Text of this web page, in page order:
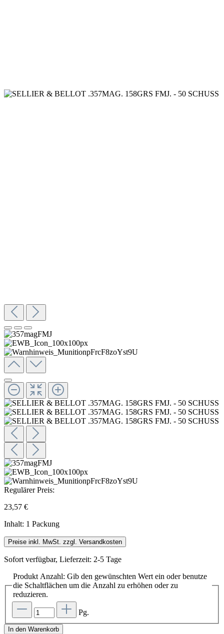
Regulärer Preis:
23,57 €
Inhalt: 1 Packung
Preise inkl. MwSt. zzgl. Versandkosten
Sofort verfügbar, Lieferzeit: 2-5 Tage
Produkt Anzahl: Gib den gewünschten Wert ein oder benutze
die Schaltflächen um die Anzahl zu erhöhen oder zu
reduzieren.
Pg.
In den Warenkorb